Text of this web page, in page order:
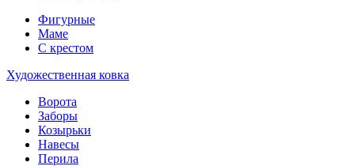
Фигурные
Маме
С крестом
Художественная ковка
Ворота
Заборы
Козырьки
Навесы
Перила